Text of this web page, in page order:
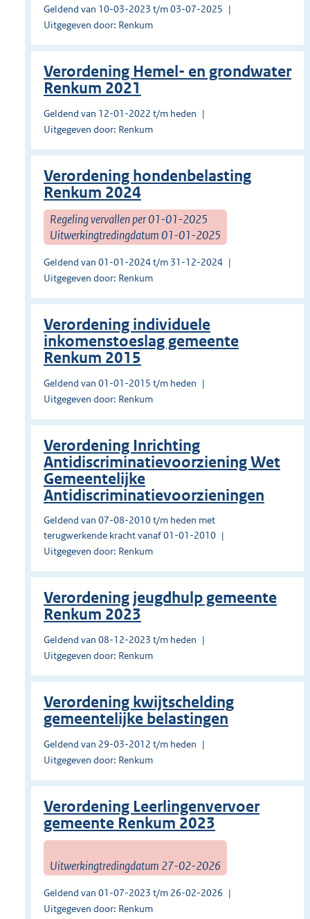
Geldend van 10-03-2023 t/m 03-07-2025
Uitgegeven door: Renkum
Verordening Hemel- en grondwater
Renkum 2021
Geldend van 12-01-2022 t/m heden
Uitgegeven door: Renkum
Verordening hondenbelasting
Renkum 2024
Regeling vervallen per 01-01-2025
Uitwerkingtredingdatum 01-01-2025
Geldend van 01-01-2024 t/m 31-12-2024
Uitgegeven door: Renkum
Verordening individuele
inkomenstoeslag gemeente
Renkum 2015
Geldend van 01-01-2015 t/m heden
Uitgegeven door: Renkum
Verordening Inrichting
Antidiscriminatievoorziening Wet
Gemeentelijke
Antidiscriminatievoorzieningen
Geldend van 07-08-2010 t/m heden met
terugwerkende kracht vanaf 01-01-2010
Uitgegeven door: Renkum
Verordening jeugdhulp gemeente
Renkum 2023
Geldend van 08-12-2023 t/m heden
Uitgegeven door: Renkum
Verordening kwijtschelding
gemeentelijke belastingen
Geldend van 29-03-2012 t/m heden
Uitgegeven door: Renkum
Verordening Leerlingenvervoer
gemeente Renkum 2023
Uitwerkingtredingdatum 27-02-2026
Geldend van 01-07-2023 t/m 26-02-2026
Uitgegeven door: Renkum